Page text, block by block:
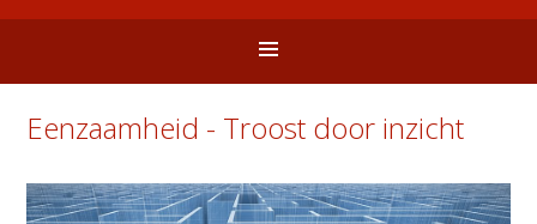
Eenzaamheid - Troost door inzicht